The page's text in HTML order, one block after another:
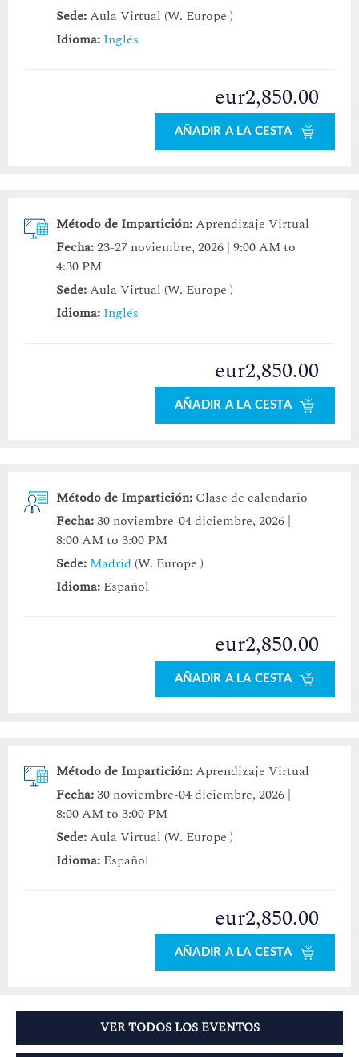
Sede:Aula Virtual (W. Europe )
Idioma: Inglés
eur2,850.00
AÑADIR A LA CESTA
Método de Impartición:Aprendizaje Virtual
Fecha:23-27 noviembre, 2026 | 9:00 AM to
4:30 PM
Sede:Aula Virtual (W. Europe )
Idioma: Inglés
eur2,850.00
AÑADIR A LA CESTA
Método de Impartición: Clase de calendario
Fecha:30 noviembre-04 diciembre, 2026 |
8:00 AM to 3:00 PM
Sede: Madrid (W. Europe )
Idioma: Español
eur2,850.00
AÑADIR A LA CESTA
Método de Impartición:Aprendizaje Virtual
Fecha:30 noviembre-04 diciembre, 2026 |
8:00 AM to 3:00 PM
Sede:Aula Virtual (W. Europe )
Idioma: Español
eur2,850.00
AÑADIR A LA CESTA
VER TODOS LOS EVENTOS